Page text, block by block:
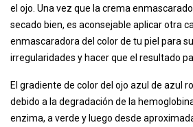
el ojo. Una vez que la crema
secado bien, es aconsejable aplicar otra
enmascaradora del color de tu piel para
irregularidades y hacer que el resultado
El gradiente de color del ojo azul de azul
debido a la degradación de la
enzima, a verde y luego desde